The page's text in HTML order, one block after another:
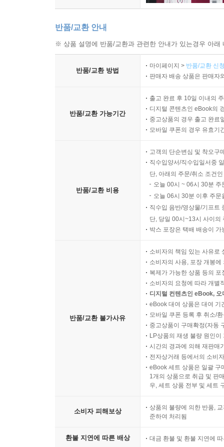
반품/교환 안내
※ 상품 설명에 반품/교환과 관련한 안내가 있는경우 아
반품/교환 방법
마이페이지 > 반품/교환 신
판매자 배송 상품은 판매자
반품/교환 가능기간
출고 완료 후 10일 이내의
디지털 콘텐츠인 eBook의
중고상품의 경우 출고 완료
모바일 쿠폰의 경우 유효기
반품/교환 비용
고객의 단순변심 및 착오구
직수입양서/직수입일서중
단, 아래의 주문/취소 조건
오늘 00시 ~ 06시 30분
오늘 06시 30분 이후 주
직수입 음반/영상물/기프트
단, 당일 00시~13시 사이의
박스 포장은 택배 배송이
반품/교환 불가사유
소비자의 책임 있는 사유로
소비자의 사용, 포장 개봉
복제가 가능한 상품 등의
소비자의 요청에 따라 개별
디지털 컨텐츠인 eBook,
eBook 대여 상품은 대여 기
모바일 쿠폰 등록 후 취소/
중고상품이 구매확정(자동
LP상품의 재생 불량 원인
시간의 경과에 의해 재판매
전자상거래 등에서의 소비
eBook 세트 상품은 일괄 구
1개의 상품으로 취급 및 판
우, 세트 상품 전부 및 세트
소비자 피해보상
상품의 불량에 의한 반품,
준하여 처리됨
환불 지연에 따른 배상 대금 환불 및 환불 지연에